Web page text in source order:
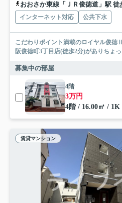
おおさか東線「ＪＲ俊徳道」駅 徒
インターネット対応 公共下水
こだわりポイント満載のロイヤル俊
阪俊徳町3丁目店(徒歩2分)がありちょ
募集中の部屋
4階
3万円
4階 / 16.00㎡ / 1K
賃貸マンション